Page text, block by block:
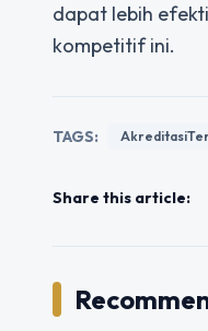
dapat lebih
kompetitif ini.
TAGS:
Share this article: